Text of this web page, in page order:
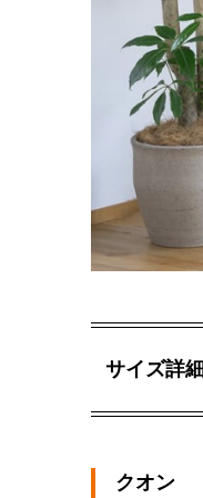
サイズ詳
クオン